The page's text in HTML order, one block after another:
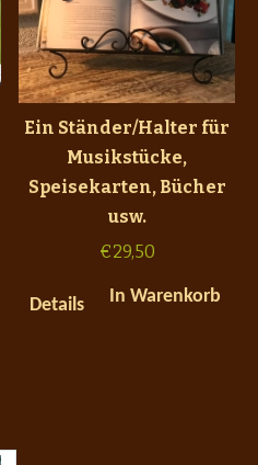
Ein Ständer/Halter für
Musikstücke,
Speisekarten, Bücher
usw.
€29,50
Details In Warenkorb